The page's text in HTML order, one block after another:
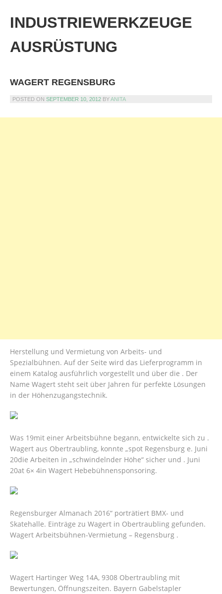
content
INDUSTRIEWERKZEUGE
AUSRÜSTUNG
WAGERT REGENSBURG
POSTED ON SEPTEMBER 10, 2012 BYANITA
Herstellung und Vermietung von Arbeits- und
Spezialbühnen. Auf der Seite wird das Lieferprogramm in
einem Katalog ausführlich vorgestellt und über die . Der
Name Wagert steht seit über Jahren für perfekte Lösungen
in der Höhenzugangstechnik.
Was 19mit einer Arbeitsbühne begann, entwickelte sich zu .
Wagert aus Obertraubling, konnte „spot Regensburg e. Juni
20die Arbeiten in „schwindelnder Höhe“ sicher und . Juni
20at 6× 4in Wagert Hebebühnensponsoring.
Regensburger Almanach 2016“ porträtiert BMX- und
Skatehalle. Einträge zu Wagert in Obertraubling gefunden.
Wagert Arbeitsbühnen-Vermietung – Regensburg .
Wagert Hartinger Weg 14A, 9308 Obertraubling mit
Bewertungen, Öffnungszeiten. Bayern Gabelstapler